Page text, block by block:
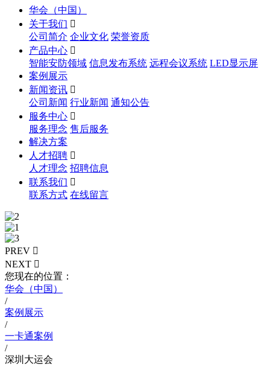
华会（中国）
关于我们 
公司简介 企业文化 荣誉资质
产品中心 
智能安防领域 信息发布系统 远程会议系统 LED显示屏
案例展示
新闻资讯 
公司新闻 行业新闻 通知公告
服务中心 
服务理念 售后服务
解决方案
人才招聘 
人才理念 招聘信息
联系我们 
联系方式 在线留言
PREV 
NEXT 
您现在的位置：
华会（中国）
/
案例展示
/
一卡通案例
/
深圳大运会